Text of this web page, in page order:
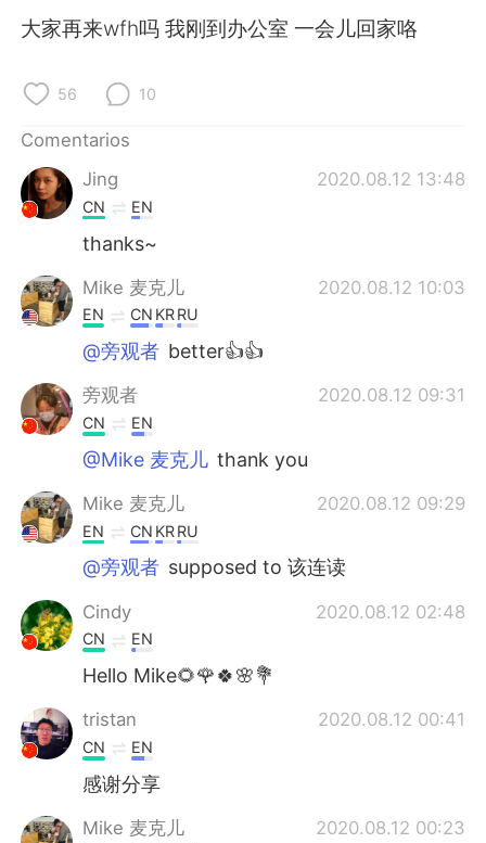
大家再来wfh吗 我刚到办公室 一会儿回家咯
56 10
Comentarios
Jing
2020.08.12 13:48
CN EN
thanks~
Mike 麦克儿 2020.08.12 10:03
EN CN KRRU
@旁观者 better👍👍
旁观者 2020.08.12 09:31
CN EN
@Mike 麦克儿 thank you
Mike 麦克儿 2020.08.12 09:29
EN CN KRRU
@旁观者 supposed to 该连读
Cindy 2020.08.12 02:48
CN EN
Hello Mike🌻🌹🍀🌸💐
tristan 2020.08.12 00:41
CN EN
感谢分享
Mike 麦克儿 2020.08.12 00:23